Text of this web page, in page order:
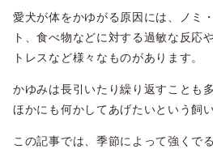
愛犬が体をかゆがる原因には、ノミ
ト、食べ物などに対する過敏な反応
トレスなど様々なものがあります。
かゆみは長引いたり繰り返すことも
ほかにも何かしてあげたいという飼
この記事では、季節によって強くで